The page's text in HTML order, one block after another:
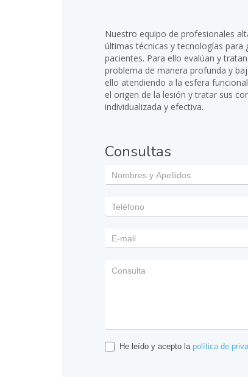
Nuestro equipo de profesionales
últimas técnicas y tecnologías para
pacientes. Para ello evalúan y
problema de manera profunda y
ello atendiendo a la esfera
el origen de la lesión y tratar sus
individualizada y efectiva.
Consultas
He leído y acepto la política de